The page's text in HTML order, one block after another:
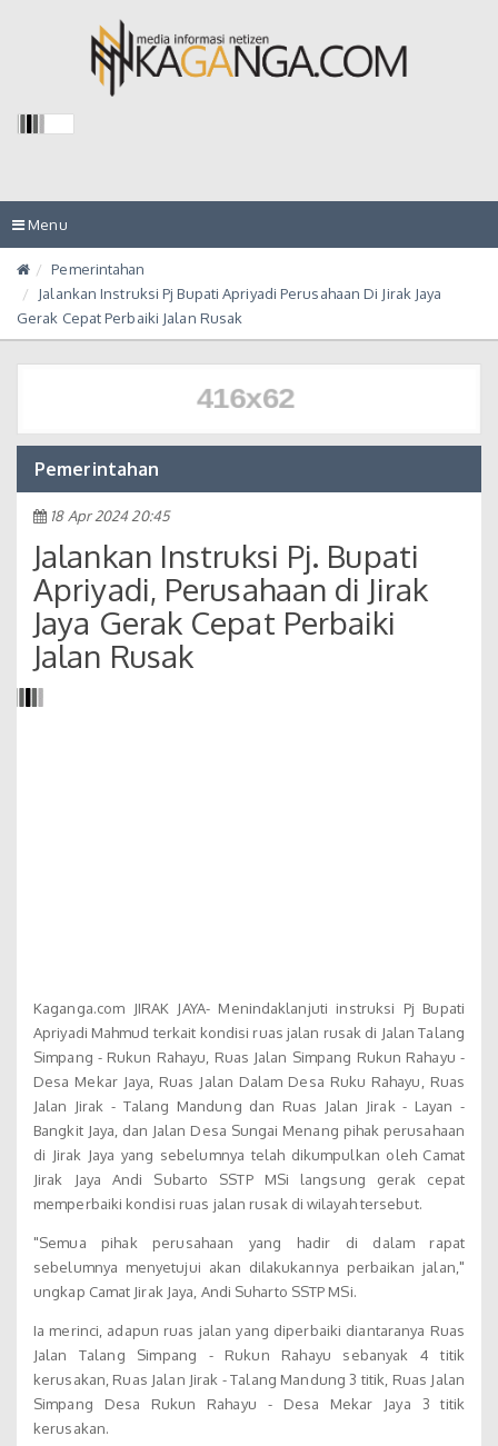
Toggle
navigation
Menu
Pemerintahan
Jalankan Instruksi Pj Bupati Apriyadi Perusahaan Di Jirak Jaya
Gerak Cepat Perbaiki Jalan Rusak
Pemerintahan
18 Apr 2024 20:45
Jalankan Instruksi Pj. Bupati
Apriyadi, Perusahaan di Jirak
Jaya Gerak Cepat Perbaiki
Jalan Rusak
Kaganga.com JIRAK JAYA- Menindaklanjuti instruksi Pj Bupati
Apriyadi Mahmud terkait kondisi ruas jalan rusak di Jalan Talang
Simpang - Rukun Rahayu, Ruas Jalan Simpang Rukun Rahayu -
Desa Mekar Jaya, Ruas Jalan Dalam Desa Ruku Rahayu, Ruas
Jalan Jirak - Talang Mandung dan Ruas Jalan Jirak - Layan -
Bangkit Jaya, dan Jalan Desa Sungai Menang pihak perusahaan
di Jirak Jaya yang sebelumnya telah dikumpulkan oleh Camat
Jirak Jaya Andi Subarto SSTP MSi langsung gerak cepat
memperbaiki kondisi ruas jalan rusak di wilayah tersebut.
"Semua pihak perusahaan yang hadir di dalam rapat
sebelumnya menyetujui akan dilakukannya perbaikan jalan,"
ungkap Camat Jirak Jaya, Andi Suharto SSTP MSi.
Ia merinci, adapun ruas jalan yang diperbaiki diantaranya Ruas
Jalan Talang Simpang - Rukun Rahayu sebanyak 4 titik
kerusakan, Ruas Jalan Jirak - Talang Mandung 3 titik, Ruas Jalan
Simpang Desa Rukun Rahayu - Desa Mekar Jaya 3 titik
kerusakan.